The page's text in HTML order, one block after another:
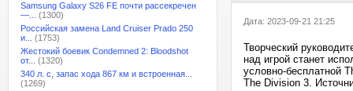
Samsung Galaxy S26 FE почти рассекречен
—...
(1300)
Российская замена Land Cruiser Prado 250
и...
(1753)
Жестокий боевик Condemned 2: Bloodshot
от...
(1320)
340 л. с, запас хода 867 км и встроенная...
(1269)
Дата: 2023-09-21 21:25
Творческий
над игрой станет
условно-бесплатной
The Division 3.